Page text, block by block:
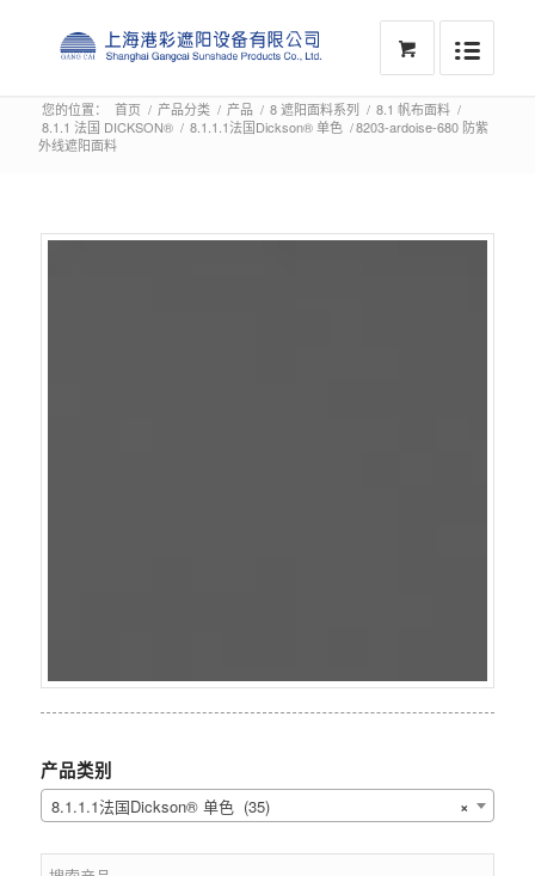
您的位置： 首页 / 产品分类 / 产品 / 8 遮阳面料系列 / 8.1 帆布面料 /
8.1.1 法国 DICKSON® / 8.1.1.1法国Dickson® 单色 /8203-ardoise-680 防紫
外线遮阳面料
产品类别
×
8.1.1.1法国Dickson® 单色 (35)